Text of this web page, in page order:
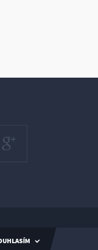
Created by inCUBE